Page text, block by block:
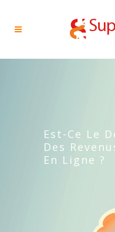
Est-Ce Le
Des
En Ligne ?